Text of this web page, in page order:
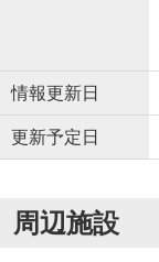
情報更新日
更新予定日
周辺施設